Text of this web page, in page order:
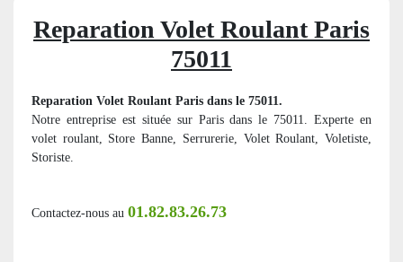
Reparation Volet Roulant Paris
75011
Reparation Volet Roulant Paris dans le 75011.
Notre entreprise est située sur Paris dans le 75011. Experte en
volet roulant, Store Banne, Serrurerie, Volet Roulant, Voletiste,
Storiste.
Contactez-nous au 01.82.83.26.73